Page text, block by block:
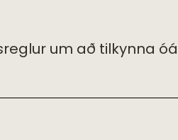
um að tilkynna